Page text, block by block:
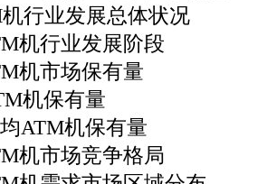
行业发展总体状况
机行业发展阶段
机市场保有量
机保有量
ATM机保有量
机市场竞争格局